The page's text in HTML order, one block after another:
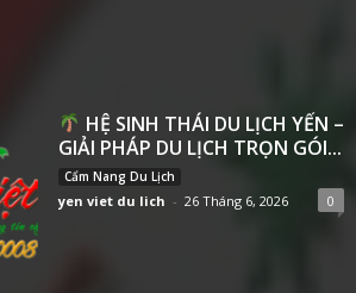
HỆ SINH THÁI DU LỊCH YẾN –
GIẢI PHÁP DU LỊCH TRỌN GÓI...
Cẩm Nang Du Lịch
yen viet du lich - 26 Tháng 6, 2026 0